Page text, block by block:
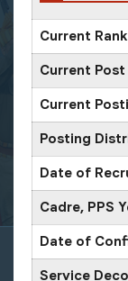
Current Rank
Current Post
Current
Posting
Date of
Cadre, PPS
Date of
Service